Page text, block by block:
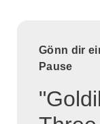
Gönn dir
Pause